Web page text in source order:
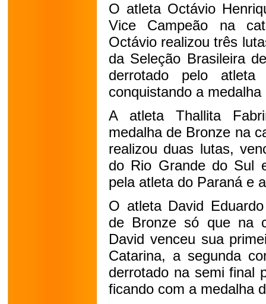
O atleta Octávio
Vice Campeão na
Octávio realizou três
da Seleção Brasileira
derrotado pelo
conquistando a
A atleta Thallita
medalha de Bronze na
realizou duas lutas,
do Rio Grande do Sul
pela atleta do Paraná e
O atleta David
de Bronze só que na
David venceu sua
Catarina, a segunda
derrotado na semi final
ficando com a medalha